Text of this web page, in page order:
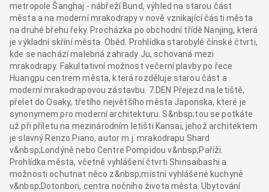
metropole Šanghaj - nábřeží Bund, výhled na starou část
města a na moderní mrakodrapy v nově vznikající části města
na druhé břehu řeky. Procházka po obchodní třídě Nanjing, která
je výkladní skříní města. Oběd. Prohlídka starobylé čínské čtvrti,
kde se nachází malebná zahrady Ju, schovaná mezi
mrakodrapy. Fakultativní možnost večerní plavby po řece
Huangpu centrem města, která rozděluje starou část a
moderní mrakodrapovou zástavbu. 7.DEN Přejezd na letiště,
přelet do Osaky, třetího největšího města Japonska, které je
synonymem pro moderní architekturu. S&nbsp;tou se potkáte
už při příletu na mezinárodním letišti Kansai, jehož architektem
je slavný Renzo Piano, autor m.j. mrakodrapu Shard
v&nbsp;Londýně nebo Centre Pompidou v&nbsp;Paříži.
Prohlídka města, včetně vyhlášení čtvrti Shinsaibashi a
možnosti ochutnat něco z&nbsp;místní vyhlášené kuchyně
v&nbsp;Dotonbori, centra nočního života města. Ubytování